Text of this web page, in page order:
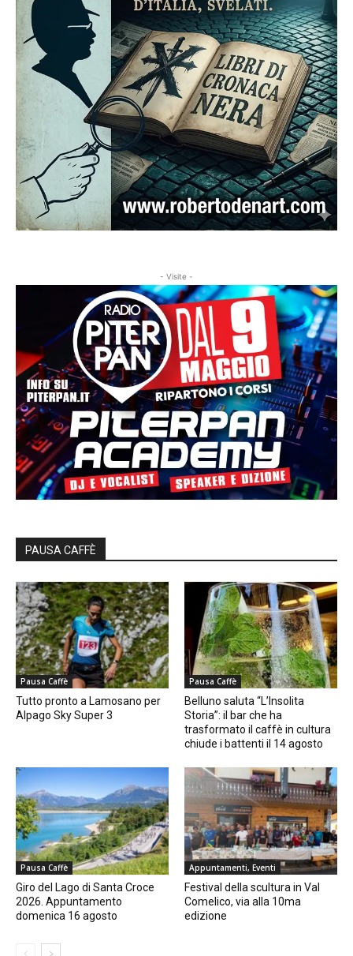
- Visite -
PAUSA CAFFÈ
Pausa Caffè
Tutto pronto a Lamosano per
Alpago Sky Super 3
Pausa Caffè
Belluno saluta “L’Insolita
Storia”: il bar che ha
trasformato il caffè in cultura
chiude i battenti il 14 agosto
Pausa Caffè
Giro del Lago di Santa Croce
2026. Appuntamento
domenica 16 agosto
Appuntamenti, Eventi
Festival della scultura in Val
Comelico, via alla 10ma
edizione